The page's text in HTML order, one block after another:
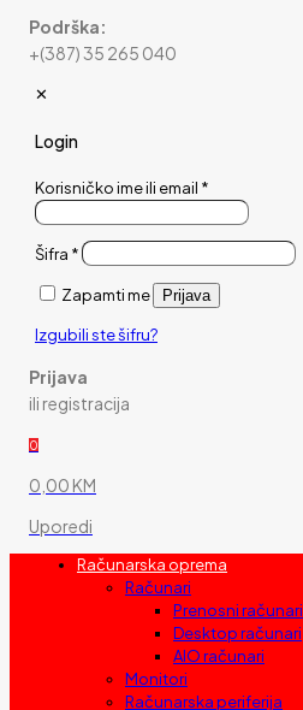
Podrška:
+(387) 35 265 040
✕
Login
Korisničko ime ili email *
Šifra *
Zapamti me Prijava
Izgubili ste šifru?
Prijava
ili registracija
0
0,00 KM
Uporedi
Računarska oprema
Računari
Prenosni računari
Desktop računari
AIO računari
Monitori
Računarska periferija